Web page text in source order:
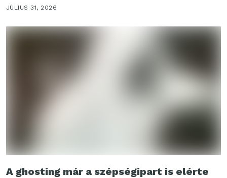
JÚLIUS 31, 2026
A ghosting már a szépségipart is elérte